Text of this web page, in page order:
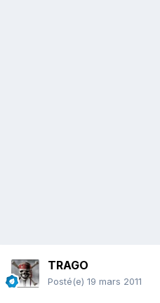
TRAGO
Posté(e) 19 mars 2011